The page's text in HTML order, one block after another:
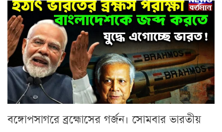
বঙ্গোপসাগরে ব্রহ্মোসের গর্জন। সোমবার ভারতীয়